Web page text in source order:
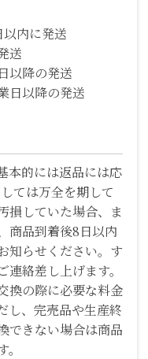
内に発送
送
以降の発送
日以降の発送
本的には返品には応
ては万全を期して
損していた場合、ま
商品到着後8日以内
知らせください。す
絡差し上げます。
換の際に必要な料金
し、完売品や生産終
できない場合は商品